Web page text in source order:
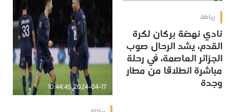
رياضة
نادي نهضة بركان لكرة
القدم، يشد الرحال صوب
الجزائر العاصمة، في رحلة
مباشرة انطلاقا من مطار
وجدة 2024-04-17 10:44:45